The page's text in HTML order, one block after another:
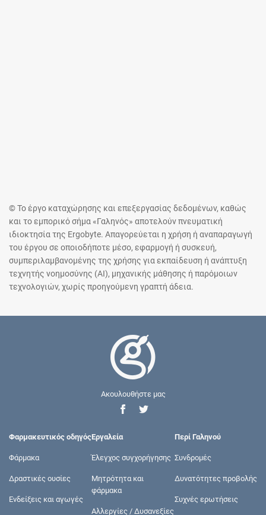
© Το έργο καταχώρησης και επεξεργασίας δεδομένων, καθώς
και το εμπορικό σήμα «Γαληνός» αποτελούν πνευματική
ιδιοκτησία της Ergobyte. Απαγορεύεται η χρήση ή αναπαραγωγή
του έργου σε οποιοδήποτε μέσο, εφαρμογή ή συσκευή,
συμπεριλαμβανομένης της χρήσης για εκπαίδευση ή ανάπτυξη
τεχνητής νοημοσύνης (AI), μηχανικής μάθησης ή παρόμοιων
τεχνολογιών, χωρίς προηγούμενη γραπτή άδεια.
Ακουλουθήστε μας
Φαρμακευτικός οδηγός
Φάρμακα
Δραστικές ουσίες
Ενδείξεις και αγωγές
Εργαλεία
Έλεγχος συγχορήγησης
Μητρότητα και
φάρμακα
Αλλεργίες / Δυσανεξίες
Περί Γαληνού
Συνδρομές
Δυνατότητες προβολής
Συχνές ερωτήσεις